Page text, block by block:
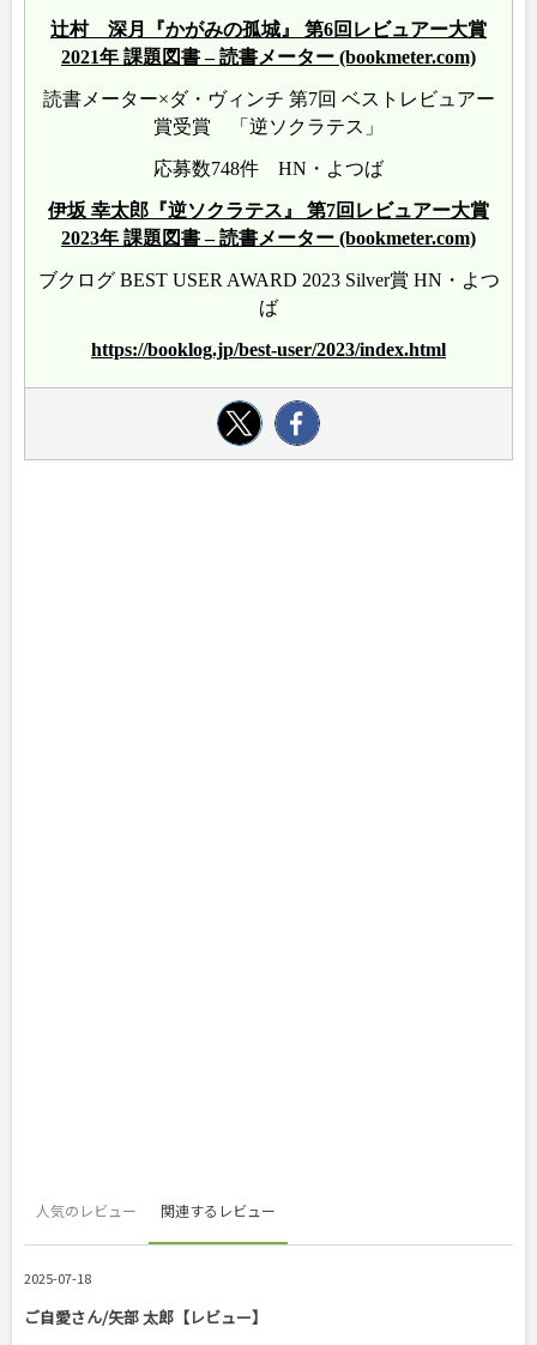
辻村 深月『かがみの孤城』 第6回レビュアー大賞
2021年 課題図書 – 読書メーター (bookmeter.com)
読書メーター×ダ・ヴィンチ 第7回 ベストレビュアー
賞受賞 「逆ソクラテス」
応募数748件 HN・よつば
伊坂 幸太郎『逆ソクラテス』 第7回レビュアー大賞
2023年 課題図書 – 読書メーター (bookmeter.com)
ブクログ BEST USER AWARD 2023 Silver賞 HN・よつ
ば
https://booklog.jp/best-user/2023/index.html
人気のレビュー 関連するレビュー
2025-07-18
ご自愛さん/矢部 太郎【レビュー】